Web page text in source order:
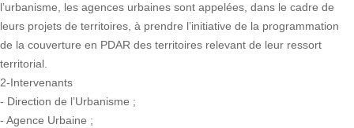
l’urbanisme, les agences urbaines sont appelées, dans le cadre de
leurs projets de territoires, à prendre l’initiative de la programmation
de la couverture en PDAR des territoires relevant de leur ressort
territorial.
2-Intervenants
- Direction de l’Urbanisme ;
- Agence Urbaine ;